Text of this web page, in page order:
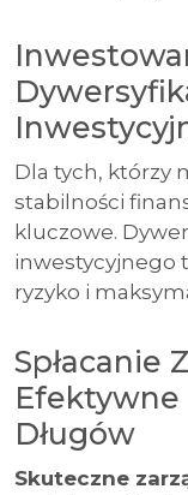
Dla tych, którzy
stabilności
kluczowe.
inwestycyjnego
ryzyko i
Spłacanie
Długów
Skuteczne